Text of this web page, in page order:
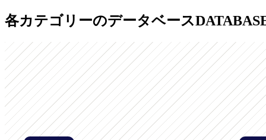
各カテゴリーのデータベース